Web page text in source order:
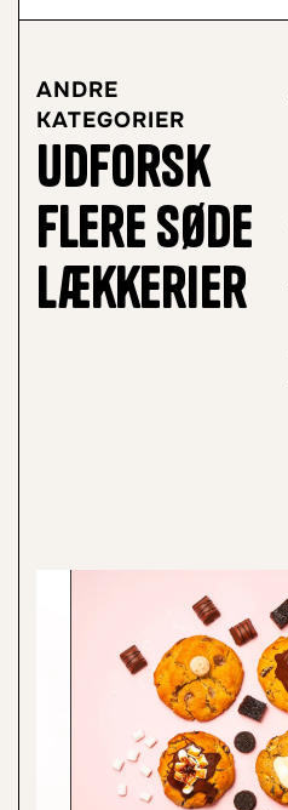
ANDRE
KATEGORIER
Udforsk
flere søde
lækkerier